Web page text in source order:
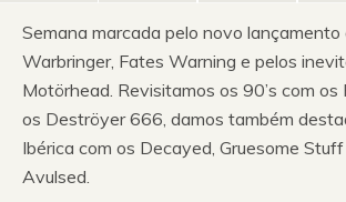
Semana marcada pelo novo lançamento
Warbringer, Fates Warning e pelos
Motörhead. Revisitamos os 90’s com os
os Deströyer 666, damos também
Ibérica com os Decayed, Gruesome
Avulsed.